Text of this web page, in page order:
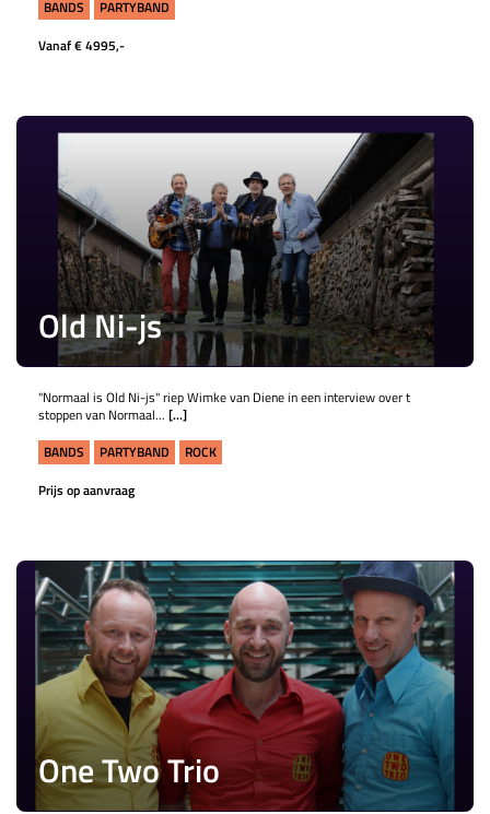
BANDS
PARTYBAND
Vanaf € 4995,-
Old Ni-js
"Normaal is Old Ni-js" riep Wimke van Diene in een interview over t
stoppen van Normaal... [...]
BANDS
PARTYBAND
ROCK
Prijs op aanvraag
One Two Trio